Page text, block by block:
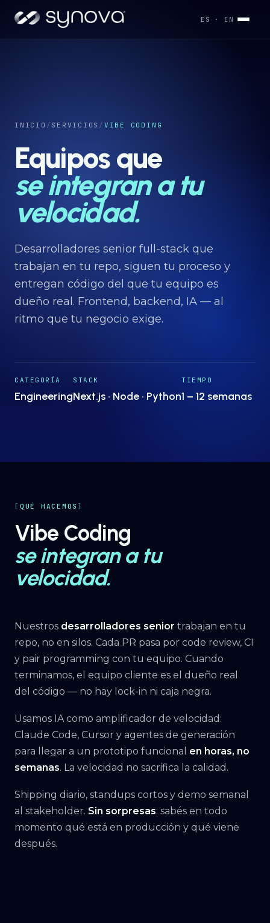
ES · EN
Industrias →
Desarrollos →
Capacidades→
Proyectos →
Nosotros →
Insights
INICIO / SERVICIOS / VIBE CODING
Equipos que
se integran a tu
velocidad.
Desarrolladores senior full-stack que
trabajan en tu repo, siguen tu proceso y
entregan código del que tu equipo es
dueño real. Frontend, backend, IA — al
ritmo que tu negocio exige.
CATEGORÍA
Engineering
STACK
Next.js · Node · Python
TIEMPO
1 – 12 semanas
QUÉ HACEMOS
Vibe Coding
se integran a tu
velocidad.
Nuestros desarrolladores senior trabajan en tu
repo, no en silos. Cada PR pasa por code review, CI
y pair programming con tu equipo. Cuando
terminamos, el equipo cliente es el dueño real
del código — no hay lock-in ni caja negra.
Usamos IA como amplificador de velocidad:
Claude Code, Cursor y agentes de generación
para llegar a un prototipo funcional en horas, no
semanas. La velocidad no sacrifica la calidad.
Shipping diario, standups cortos y demo semanal
al stakeholder. Sin sorpresas: sabés en todo
momento qué está en producción y qué viene
después.